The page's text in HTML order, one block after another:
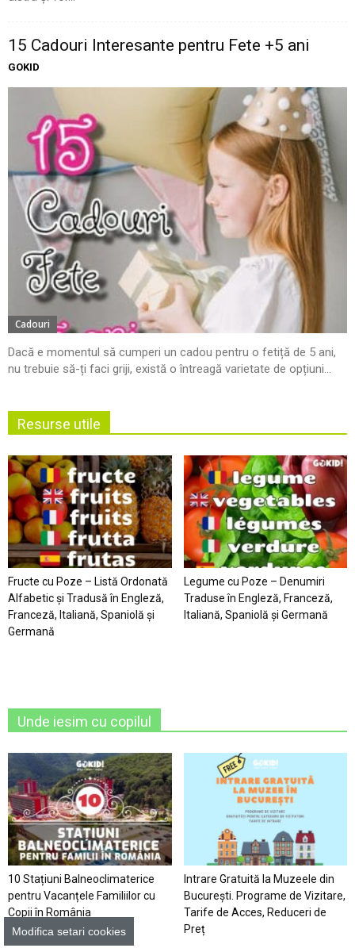
15 Cadouri Interesante pentru Fete +5 ani
GOKID
Cadouri
Dacă e momentul să cumperi un cadou pentru o fetiță de 5 ani,
nu trebuie să-ți faci griji, există o întreagă varietate de opțiuni...
Resurse utile
Fructe cu Poze – Listă Ordonată
Alfabetic şi Tradusă în Engleză,
Franceză, Italiană, Spaniolă şi
Germană
Legume cu Poze – Denumiri
Traduse în Engleză, Franceză,
Italiană, Spaniolă şi Germană
Unde iesim cu copilul
10 Stațiuni Balneoclimaterice
pentru Vacanțele Familiilor cu
Copii în România
Intrare Gratuită la Muzeele din
București. Programe de Vizitare,
Tarife de Acces, Reduceri de
Preț
Modifica setari cookies